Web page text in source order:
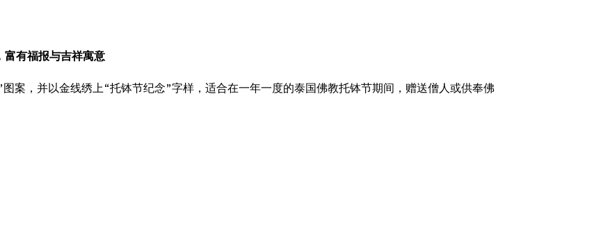
有福报与吉祥寓意
案，并以金线绣上“托钵节纪念”字样，适合在一年一度的泰国佛教托钵节期间，赠送僧人或供奉佛